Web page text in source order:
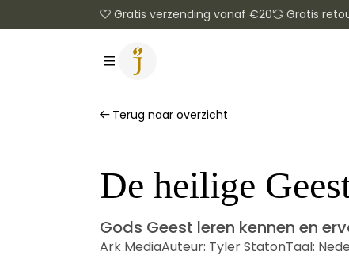
Gratis verzending vanaf €20 Gratis
Terug naar overzicht
De heilige
Gods Geest leren kennen en
Ark MediaAuteur: Tyler StatonTaal: